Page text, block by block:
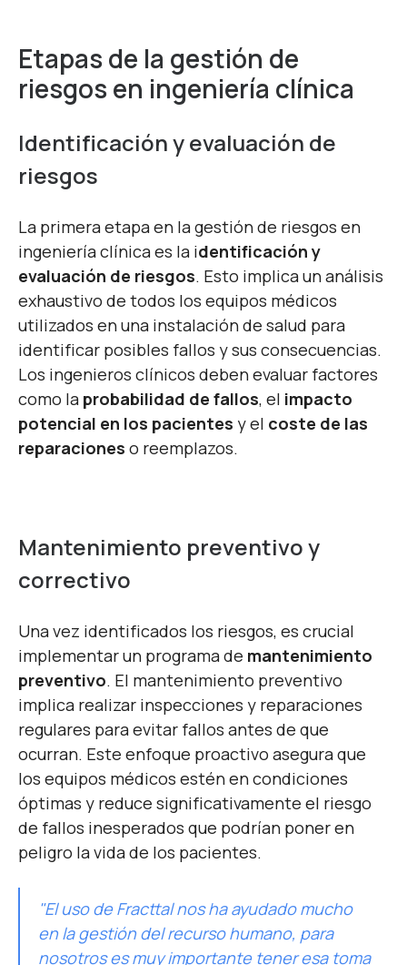
Etapas de la gestión de
riesgos en ingeniería clínica
Identificación y evaluación de
riesgos
La primera etapa en la gestión de riesgos en
ingeniería clínica es la identificación y
evaluación de riesgos. Esto implica un análisis
exhaustivo de todos los equipos médicos
utilizados en una instalación de salud para
identificar posibles fallos y sus consecuencias.
Los ingenieros clínicos deben evaluar factores
como la probabilidad de fallos, el impacto
potencial en los pacientes y el coste de las
reparaciones o reemplazos.
Mantenimiento preventivo y
correctivo
Una vez identificados los riesgos, es crucial
implementar un programa de mantenimiento
preventivo. El mantenimiento preventivo
implica realizar inspecciones y reparaciones
regulares para evitar fallos antes de que
ocurran. Este enfoque proactivo asegura que
los equipos médicos estén en condiciones
óptimas y reduce significativamente el riesgo
de fallos inesperados que podrían poner en
peligro la vida de los pacientes.
"El uso de Fracttal nos ha ayudado mucho
en la gestión del recurso humano, para
nosotros es muy importante tener esa toma